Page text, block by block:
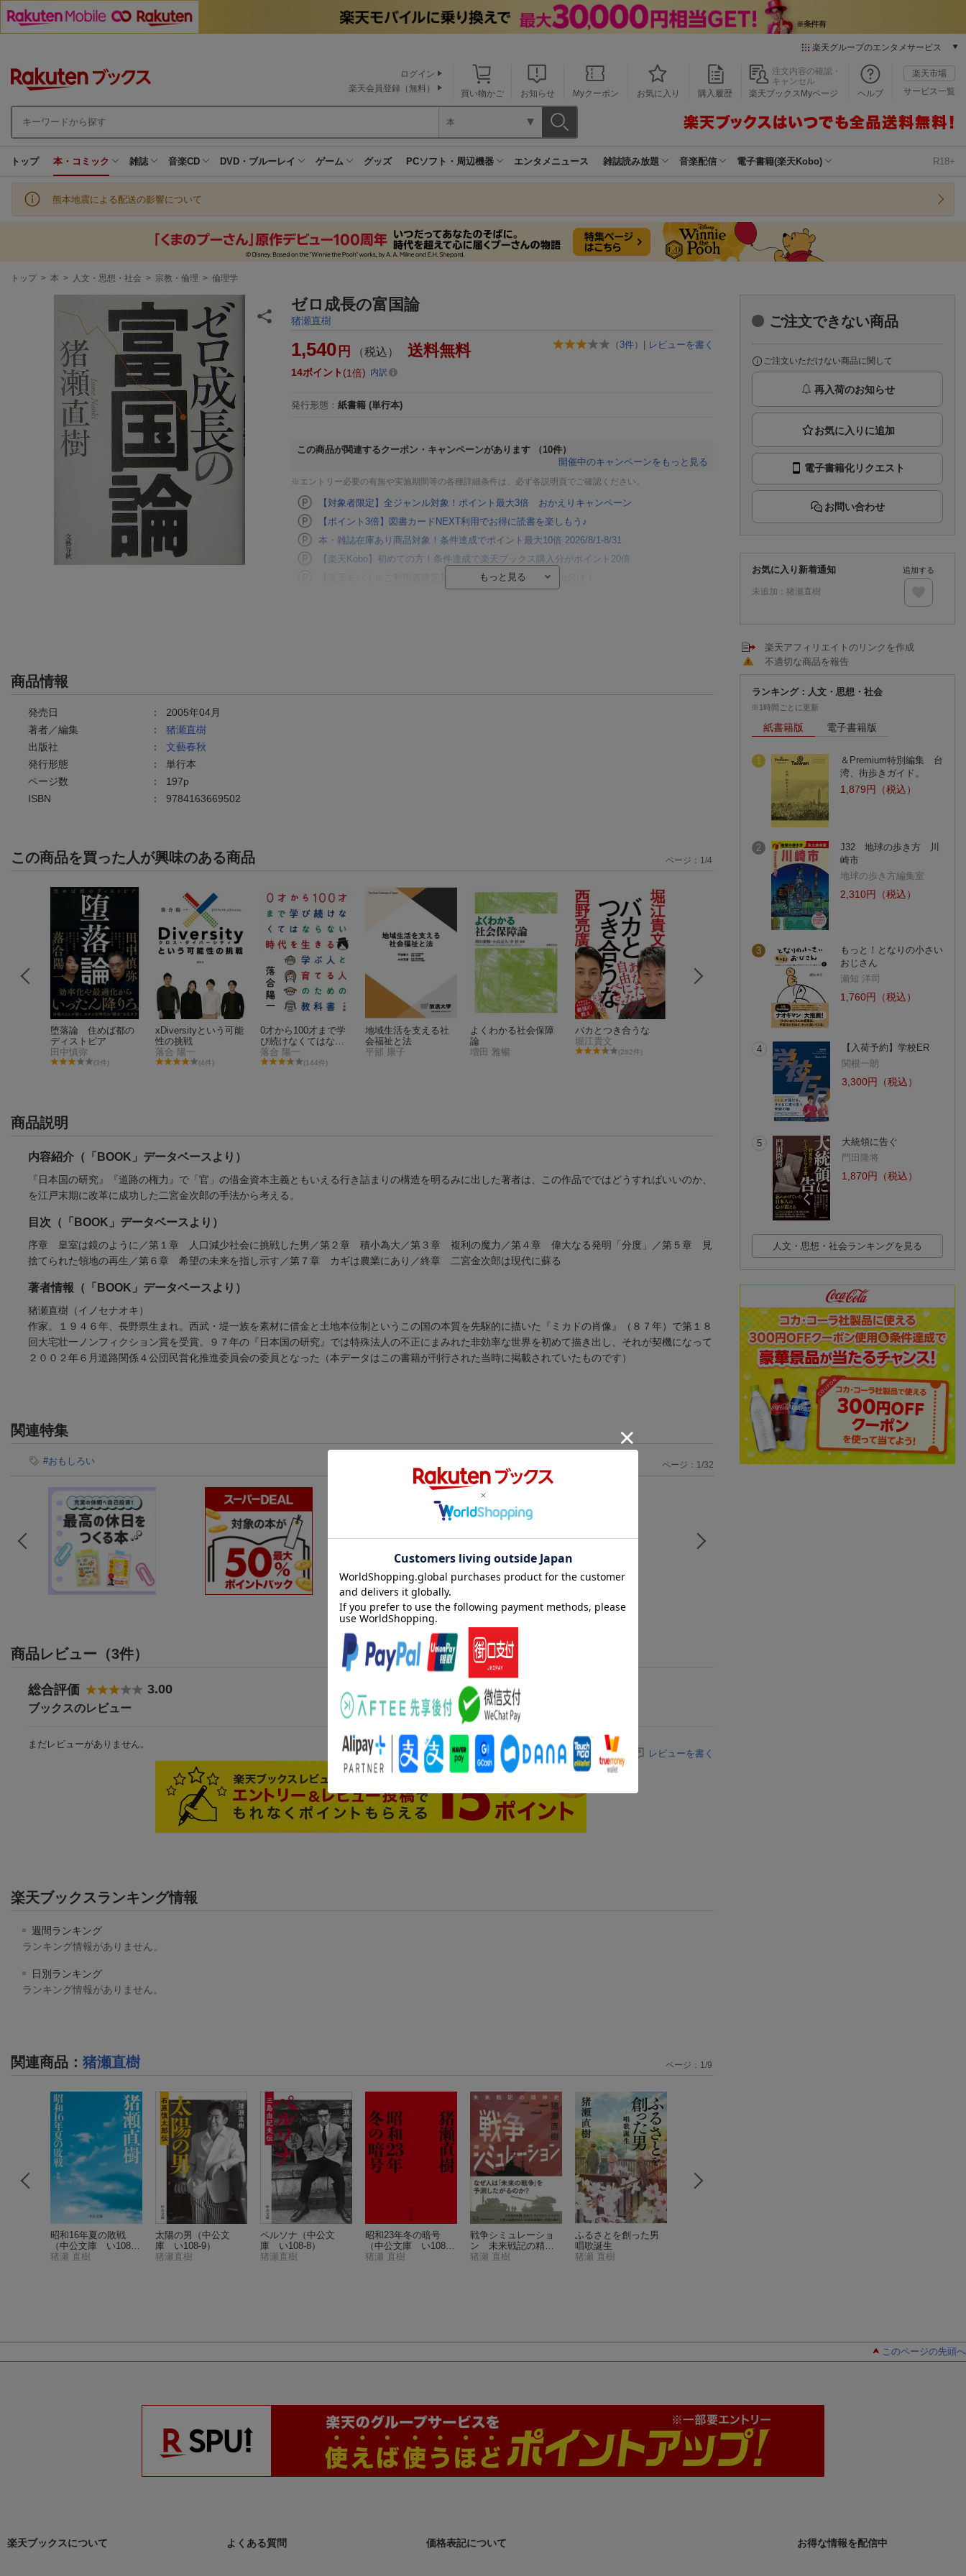
楽天グループのエンタメサービス
本/ゲーム/CD/DVD
楽天ブックス
楽天Kobo
楽天チケット
エンタメニュース
推し楽
買い物かご お知らせ Myクーポン お気に入り 購入履歴
注文内容の確認・
キャンセル
楽天ブックスMyページ
ヘルプ
楽天市場
サービス一覧
ログイン
楽天会員登録（無料）
本
トップ 本・コミック 雑誌 音楽CD DVD・ブルーレイ ゲーム グッズ PCソフト・周辺機器 エンタメニュース 雑誌読み放題 音楽配信 電子書籍(楽天Kobo) R18+
熊本地震による配送の影響について
現
トップ > 本 > 人文・思想・社会 > 宗教・倫理 > 倫理学
ゼロ成長の富国論
猪瀬直樹
（ 3件） | レビューを書く
1,540 円 （税込） 送料無料
14ポイント 1倍 内訳
発行形態 ： 紙書籍 (単行本)
この商品が関連するクーポン・キャンペーンがあります
（10件）
開催中のキャンペーンをもっと見る
※エントリー必要の有無や実施期間等の各種詳細条件は、必ず各説明頁でご確認ください。
【対象者限定】全ジャンル対象！ポイント最大3倍 おかえりキャンペーン
【ポイント3倍】図書カードNEXT利用でお得に読書を楽しもう♪
本・雑誌在庫あり商品対象！条件達成でポイント最大10倍 2026/8/1-8/31
【楽天Kobo】初めての方！条件達成で楽天ブックス購入分がポイント20倍
【楽天モバイルご利用者限定】条件達成で100万ポイント山分け！
商品情報
発売日 ： 2005年04月
著者／編集
： 猪瀬直樹
出版社
： 文藝春秋
発行形態
： 単行本
ページ数
： 197p
ISBN
： 9784163669502
この商品を買った人が興味のある商品
堕落論 住めば都の
ディストピア
田中慎弥
(3件)
xDiversityという可能
性の挑戦
落合 陽一
(4件)
0才から100才まで学
び続けなくてはなら
ない時代を生きる学
ぶ人と育てる人のた
落合 陽一
(144件)
地域生活を支える社
会福祉と法
平部 康子
よくわかる社会保障
論
増田 雅暢
バカとつき合うな
堀江貴文
(262件)
時間革命
堀江貴文
(234件)
援者をつなぐ 複
性トラウマへの
ページ： 1 /4
商品説明
内容紹介（「BOOK」データベースより）
『日本国の研究』『道路の権力』で「官」の借金資本主義ともいえる行き詰まりの構造を明るみに出した著者は、この作品でではどうすればいいのか、
を江戸末期に改革に成功した二宮金次郎の手法から考える。
目次（「BOOK」データベースより）
序章 皇室は鏡のように／第１章 人口減少社会に挑戦した男／第２章 積小為大／第３章 複利の魔力／第４章 偉大なる発明「分度」／第５章 見
捨てられた領地の再生／第６章 希望の未来を指し示す／第７章 カギは農業にあり／終章 二宮金次郎は現代に蘇る
著者情報（「BOOK」データベースより）
猪瀬直樹（イノセナオキ）
作家。１９４６年、長野県生まれ。西武・堤一族を素材に借金と土地本位制というこの国の本質を先駆的に描いた『ミカドの肖像』（８７年）で第１８
回大宅壮一ノンフィクション賞を受賞。９７年の『日本国の研究』では特殊法人の不正にまみれた非効率な世界を初めて描き出し、それが契機になって
２００２年６月道路関係４公団民営化推進委員会の委員となった（本データはこの書籍が刊行された当時に掲載されていたものです）
関連特集
#おもしろい ページ：1/32
商品レビュー（3件）
総合評価 3.00
ブックスのレビュー
まだレビューがありません。
レビューを書く
楽天ブックスランキング情報
週間ランキング
ランキング情報がありません。
日別ランキング
ランキング情報がありません。
関連商品 ： 猪瀬直樹
昭和16年夏の敗戦
（中公文庫 い108-
6）
猪瀬 直樹
太陽の男
（中公文
庫 い108-9）
猪瀬直樹
ペルソナ （中公文
庫 い108-8）
猪瀬直樹
昭和23年冬の暗号
（中公文庫 い108-
7）
猪瀬 直樹
戦争シミュレーショ
ン 未来戦記の精神
史
猪瀬 直樹
ふるさとを創った男
唱歌誕生
猪瀬 直樹
ページ： 1 /9
ご注文できない商品
ご注文いただけない商品に関して
再入荷のお知らせ
電子書籍化リクエスト
お問い合わせ
お気に入り新着通知
未追加： 猪瀬直樹
追加する
楽天アフィリエイトのリンクを作成
不適切な商品を報告
ランキング：人文・思想・社会
※1時間ごとに更新
紙書籍版 電子書籍版
1
＆Premium特別編集 台
湾、街歩きガイド。
1,879円（税込）
2
J32 地球の歩き方 川
崎市
地球の歩き方編集室
2,310円（税込）
3
もっと！となりの小さい
おじさん
瀬知 洋司
1,760円（税込）
4
【入荷予約】学校ER
関根一朗
3,300円（税込）
5
大統領に告ぐ
門田隆将
1,870円（税込）
人文・思想・社会ランキングを見る
このページの先頭へ
楽天ブックスについて よくある質問 価格表記について お得な情報を配信中